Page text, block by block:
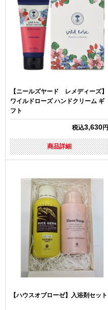
【ニールズヤード レメディーズ】
ワイルドローズ ハンドクリーム ギ
フト
税込3,630円
商品詳細
【ハウスオブローゼ】入浴剤セット